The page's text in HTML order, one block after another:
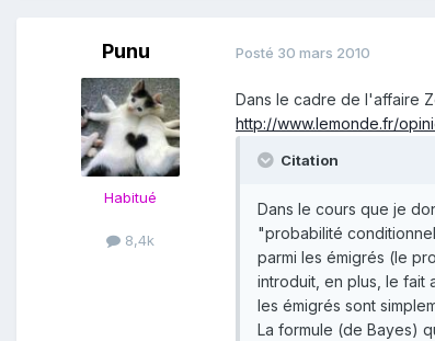
Punu
Habitué
8,4k
Posté 30 mars 2010
Dans le cadre de l'affaire
http://www.lemonde.fr/
Citation
Dans le cours que je
"probabilité
parmi les émigrés (le
introduit, en plus, le fait
les émigrés sont
La formule (de Bayes)